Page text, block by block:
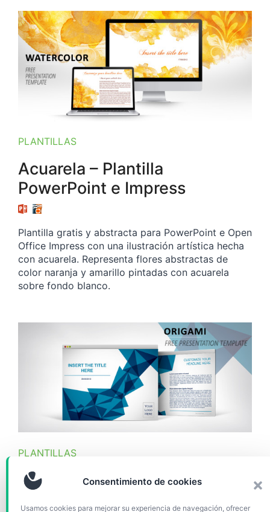
Consentimiento de cookies
Usamos cookies para mejorar su experiencia de navegación, ofrecer
PLANTILLAS
Acuarela – Plantilla
PowerPoint e Impress
Plantilla gratis y abstracta para PowerPoint e Open
Office Impress con una ilustración artística hecha
con acuarela. Representa flores abstractas de
color naranja y amarillo pintadas con acuarela
sobre fondo blanco.
PLANTILLAS
Origami – Plantilla PowerPoint